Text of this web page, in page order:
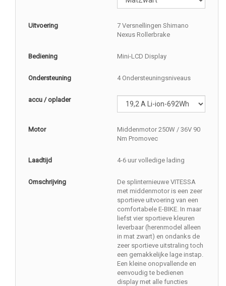
Uitvoering
7 Versnellingen Shimano
Nexus Rollerbrake
Bediening Mini-LCD Display
Ondersteuning 4 Ondersteuningsniveaus
accu / oplader
Motor
Middenmotor 250W / 36V 90
Nm Promovec
Laadtijd 4-6 uur volledige lading
Omschrijving
De splinternieuwe VITESSA
met middenmotor is een zeer
sportieve uitvoering van een
comfortabele E-BIKE. In maar
liefst vier sportieve kleuren
leverbaar (herenmodel alleen
in mat zwart) en ondanks de
zeer sportieve uitstraling toch
een gemakkelijke lage instap.
Een kleine onopvallende en
eenvoudig te bedienen
display met alle functies